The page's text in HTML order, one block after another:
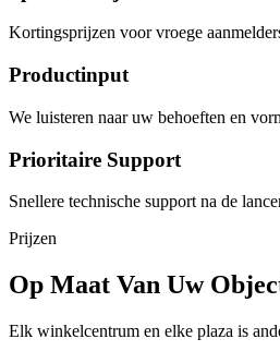
Kortingsprijzen voor vroege
Productinput
We luisteren naar uw behoeften en
Prioritaire Support
Snellere technische support na de
Prijzen
Op Maat Van Uw
Elk winkelcentrum en elke plaza is